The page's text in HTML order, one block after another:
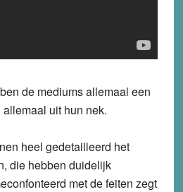
de mediums allemaal een
uit hun nek.
heel gedetailleerd het
die hebben duidelijk
met de feiten zegt